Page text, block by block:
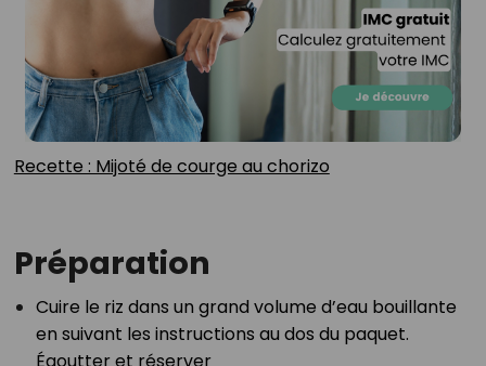
Recette : Mijoté de courge au chorizo⁣
Préparation
Cuire le riz dans un grand volume d’eau bouillante
en suivant les instructions au dos du paquet.